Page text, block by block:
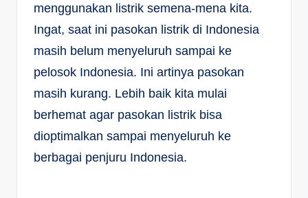
menggunakan listrik semena-mena kita.
Ingat, saat ini pasokan listrik di Indonesia
masih belum menyeluruh sampai ke
pelosok Indonesia. Ini artinya pasokan
masih kurang. Lebih baik kita mulai
berhemat agar pasokan listrik bisa
dioptimalkan sampai menyeluruh ke
berbagai penjuru Indonesia.